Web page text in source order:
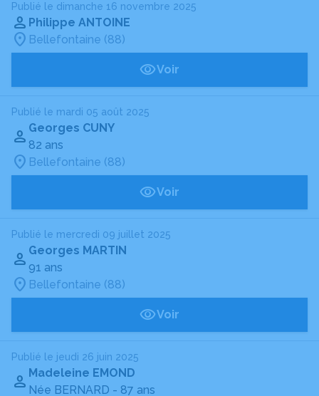
Publié le dimanche 16 novembre 2025
Philippe ANTOINE
Bellefontaine (88)
Voir
Publié le mardi 05 août 2025
Georges CUNY
82 ans
Bellefontaine (88)
Voir
Publié le mercredi 09 juillet 2025
Georges MARTIN
91 ans
Bellefontaine (88)
Voir
Publié le jeudi 26 juin 2025
Madeleine EMOND
Née BERNARD - 87 ans